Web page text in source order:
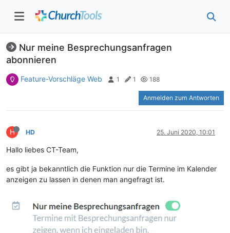
Nur meine Besprechungsanfragen
abonnieren
Feature-Vorschläge Web 1 1 188
Anmelden zum Antworten
H HD 25. Juni 2020, 10:01
Hallo liebes CT-Team,
es gibt ja bekanntlich die Funktion nur die Termine im Kalender
anzeigen zu lassen in denen man angefragt ist.